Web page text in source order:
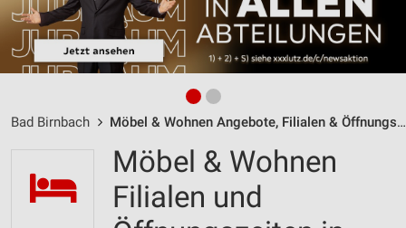
Bad Birnbach Möbel & Wohnen Angebote, Filialen & Öffnungszeiten
Möbel & Wohnen
Filialen und